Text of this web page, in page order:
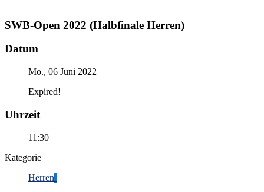
SWB-Open 2022 (Halbfinale Herren)
Datum
Mo., 06 Juni 2022
Expired!
Uhrzeit
11:30
Kategorie
Herren